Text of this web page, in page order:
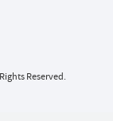
Reserved.